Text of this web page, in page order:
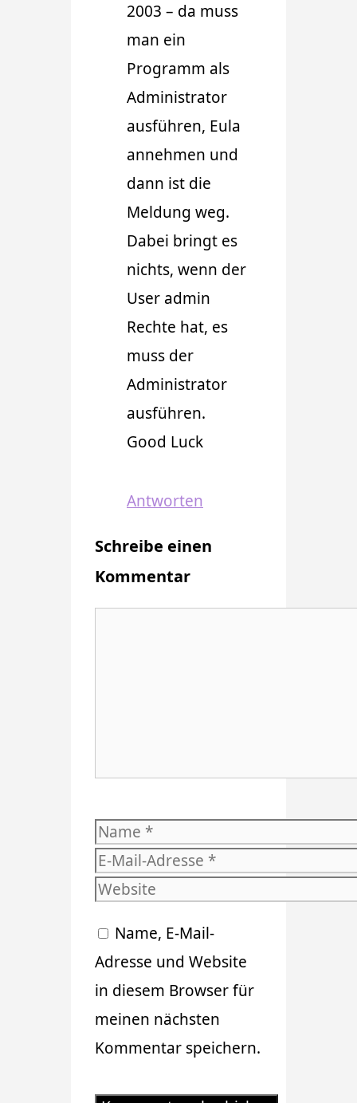
2003 – da muss
man ein
Programm als
Administrator
ausführen, Eula
annehmen und
dann ist die
Meldung weg.
Dabei bringt es
nichts, wenn der
User admin
Rechte hat, es
muss der
Administrator
ausführen.
Good Luck
Antworten
Schreibe einen
Kommentar
Name
E-
Mail-
Website
Name, E-Mail-
Adresse und Website
in diesem Browser für
meinen nächsten
Kommentar speichern.